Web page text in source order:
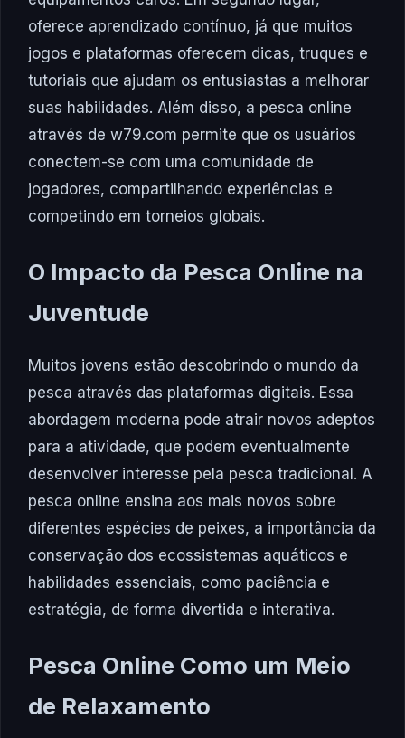
oferece aprendizado contínuo, já que muitos
jogos e plataformas oferecem dicas, truques e
tutoriais que ajudam os entusiastas a melhorar
suas habilidades. Além disso, a pesca online
através de w79.com permite que os usuários
conectem-se com uma comunidade de
jogadores, compartilhando experiências e
competindo em torneios globais.
O Impacto da Pesca Online na
Juventude
Muitos jovens estão descobrindo o mundo da
pesca através das plataformas digitais. Essa
abordagem moderna pode atrair novos adeptos
para a atividade, que podem eventualmente
desenvolver interesse pela pesca tradicional. A
pesca online ensina aos mais novos sobre
diferentes espécies de peixes, a importância da
conservação dos ecossistemas aquáticos e
habilidades essenciais, como paciência e
estratégia, de forma divertida e interativa.
Pesca Online Como um Meio
de Relaxamento